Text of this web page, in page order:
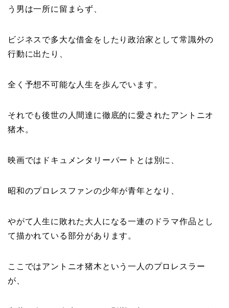
う男は一所に留まらず、
ビジネスで多大な借金をしたり政治家として常識外の
行動に出たり、
全く予想不可能な人生を歩んでいます。
それでも後世の人間達に徹底的に愛されたアントニオ
猪木。
映画ではドキュメンタリーパートとは別に、
昭和のプロレスファンの少年が青年となり、
やがて人生に敗れた大人になる一連のドラマ作品とし
て描かれている部分があります。
ここではアントニオ猪木という一人のプロレスラー
が、